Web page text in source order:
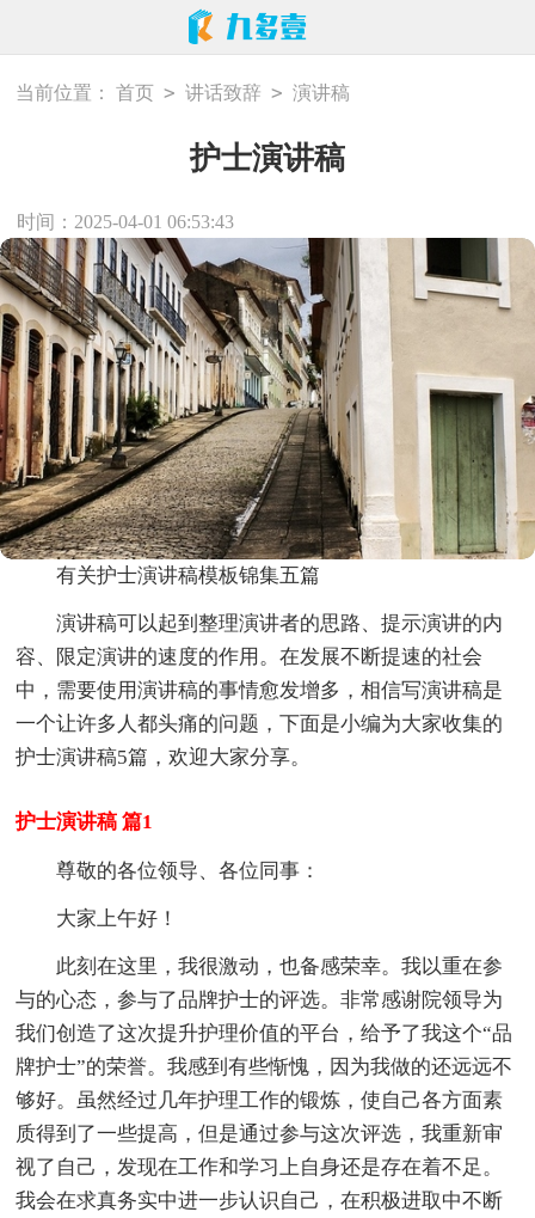
当前位置： 首页 > 讲话致辞 > 演讲稿
护士演讲稿
时间：2025-04-01 06:53:43
有关护士演讲稿模板锦集五篇
演讲稿可以起到整理演讲者的思路、提示演讲的内
容、限定演讲的速度的作用。在发展不断提速的社会
中，需要使用演讲稿的事情愈发增多，相信写演讲稿是
一个让许多人都头痛的问题，下面是小编为大家收集的
护士演讲稿5篇，欢迎大家分享。
护士演讲稿 篇1
尊敬的各位领导、各位同事：
大家上午好！
此刻在这里，我很激动，也备感荣幸。我以重在参
与的心态，参与了品牌护士的评选。非常感谢院领导为
我们创造了这次提升护理价值的平台，给予了我这个“品
牌护士”的荣誉。我感到有些惭愧，因为我做的还远远不
够好。虽然经过几年护理工作的锻炼，使自己各方面素
质得到了一些提高，但是通过参与这次评选，我重新审
视了自己，发现在工作和学习上自身还是存在着不足。
我会在求真务实中进一步认识自己，在积极进取中不断